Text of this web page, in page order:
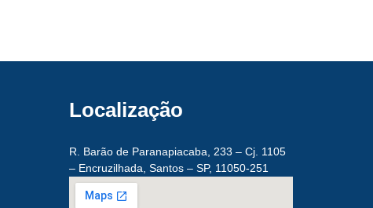
Localização
R. Barão de Paranapiacaba, 233 – Cj. 1105
– Encruzilhada, Santos – SP, 11050-251